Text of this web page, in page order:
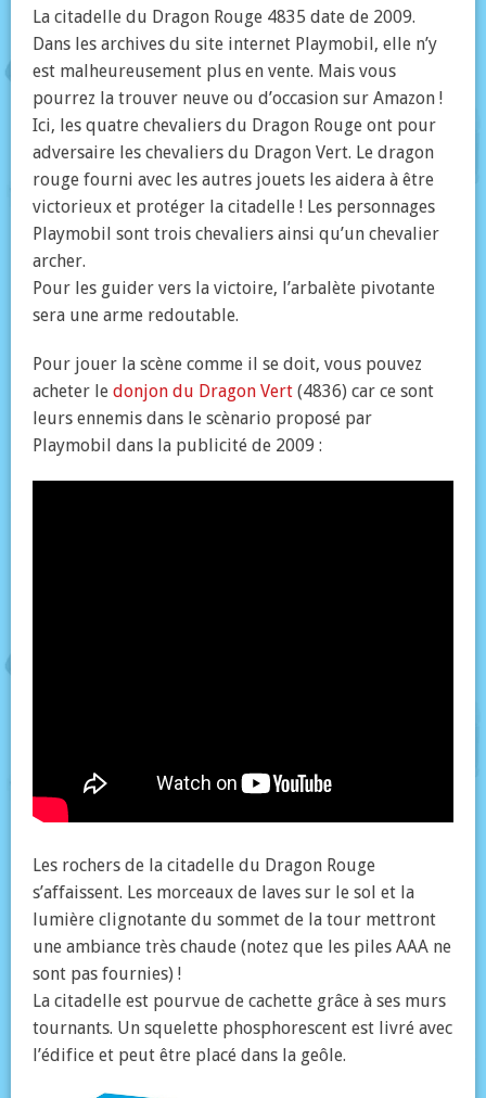
La citadelle du Dragon Rouge 4835 date de 2009.
Dans les archives du site internet Playmobil, elle n’y
est malheureusement plus en vente. Mais vous
pourrez la trouver neuve ou d’occasion sur Amazon !
Ici, les quatre chevaliers du Dragon Rouge ont pour
adversaire les chevaliers du Dragon Vert. Le dragon
rouge fourni avec les autres jouets les aidera à être
victorieux et protéger la citadelle ! Les personnages
Playmobil sont trois chevaliers ainsi qu’un chevalier
archer.
Pour les guider vers la victoire, l’arbalète pivotante
sera une arme redoutable.
Pour jouer la scène comme il se doit, vous pouvez
acheter le donjon du Dragon Vert (4836) car ce sont
leurs ennemis dans le scènario proposé par
Playmobil dans la publicité de 2009 :
Les rochers de la citadelle du Dragon Rouge
s’affaissent. Les morceaux de laves sur le sol et la
lumière clignotante du sommet de la tour mettront
une ambiance très chaude (notez que les piles AAA ne
sont pas fournies) !
La citadelle est pourvue de cachette grâce à ses murs
tournants. Un squelette phosphorescent est livré avec
l’édifice et peut être placé dans la geôle.